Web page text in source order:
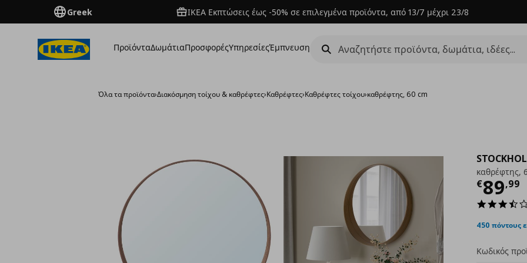
Greek ΙΚΕΑ Εκπτώσεις έως -50% σε επιλεγμένα προϊόντα, από 13/7 μέχρι 23/8
ΠροϊόνταΔωμάτιαΠροσφορέςΥπηρεσίεςΈμπνευση
Όλα τα προϊόντα›Διακόσμηση τοίχου & καθρέφτες›Καθρέφτες›Καθρέφτες τοίχου›καθρέφτης, 60 cm
καθρέφτης,
€89,99
450 πόντους
Κωδικός